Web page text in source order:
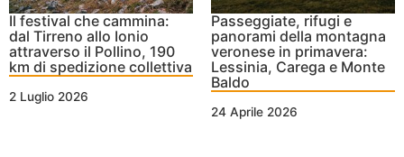
Il festival che cammina:
dal Tirreno allo Ionio
attraverso il Pollino, 190
km di spedizione collettiva
2 Luglio 2026
Passeggiate, rifugi e
panorami della montagna
veronese in primavera:
Lessinia, Carega e Monte
Baldo
24 Aprile 2026